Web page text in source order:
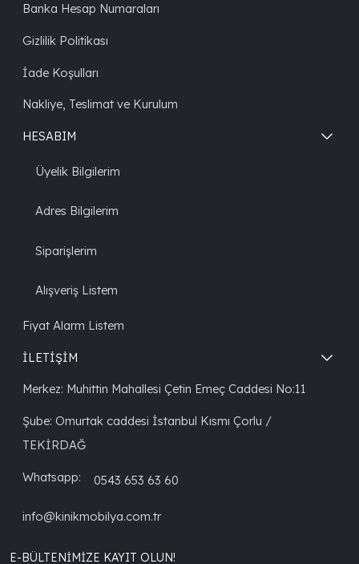
Banka Hesap Numaraları
Gizlilik Politikası
İade Koşulları
Nakliye, Teslimat ve Kurulum
HESABIM
Üyelik Bilgilerim
Adres Bilgilerim
Siparişlerim
Alışveriş Listem
Fiyat Alarm Listem
İLETİŞİM
Merkez: Muhittin Mahallesi Çetin Emeç Caddesi No:11
Şube: Omurtak caddesi İstanbul Kısmı Çorlu /
TEKİRDAĞ
Whatsapp: 0543 653 63 60
info@kinikmobilya.com.tr
E-BÜLTENIMIZE KAYIT OLUN!